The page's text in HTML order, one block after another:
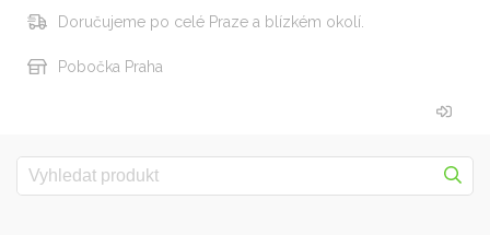
Doručujeme po celé Praze a blízkém okolí.
Pobočka Praha